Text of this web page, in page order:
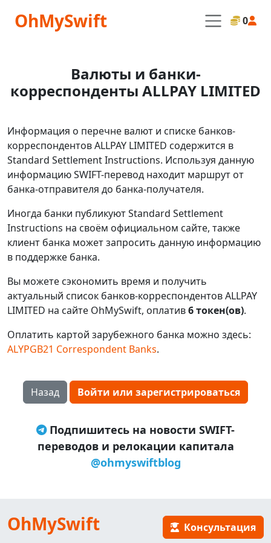
OhMySwift 0
Валюты и банки-
корреспонденты ALLPAY LIMITED
Информация о перечне валют и списке банков-
корреспондентов ALLPAY LIMITED содержится в
Standard Settlement Instructions. Используя данную
информацию SWIFT-перевод находит маршрут от
банка-отправителя до банка-получателя.
Иногда банки публикуют Standard Settlement
Instructions на своём официальном сайте, также
клиент банка может запросить данную информацию
в поддержке банка.
Вы можете сэкономить время и получить
актуальный список банков-корреспондентов ALLPAY
LIMITED на сайте OhMySwift, оплатив6 токен(ов).
Оплатить картой зарубежного банка можно здесь:
ALYPGB21 Correspondent Banks.
Назад Войти или зарегистрироваться
Подпишитесь на новости SWIFT-
переводов и релокации капитала
@ohmyswiftblog
OhMySwift Консультация